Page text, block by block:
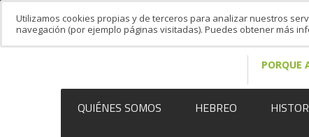
PORQUE
QUIÉNES SOMOS HEBREO
Utilizamos cookies propias y de terceros para analizar nuestros
navegación (por ejemplo páginas visitadas). Puedes obtener más